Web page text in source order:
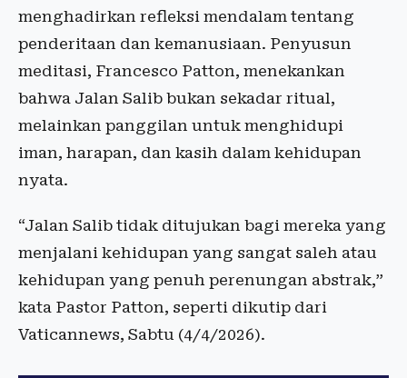
menghadirkan refleksi mendalam tentang
penderitaan dan kemanusiaan. Penyusun
meditasi, Francesco Patton, menekankan
bahwa Jalan Salib bukan sekadar ritual,
melainkan panggilan untuk menghidupi
iman, harapan, dan kasih dalam kehidupan
nyata.
“Jalan Salib tidak ditujukan bagi mereka yang
menjalani kehidupan yang sangat saleh atau
kehidupan yang penuh perenungan abstrak,”
kata Pastor Patton, seperti dikutip dari
Vaticannews, Sabtu (4/4/2026).